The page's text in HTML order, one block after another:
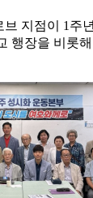
브 지점이 1주
행장을 비롯